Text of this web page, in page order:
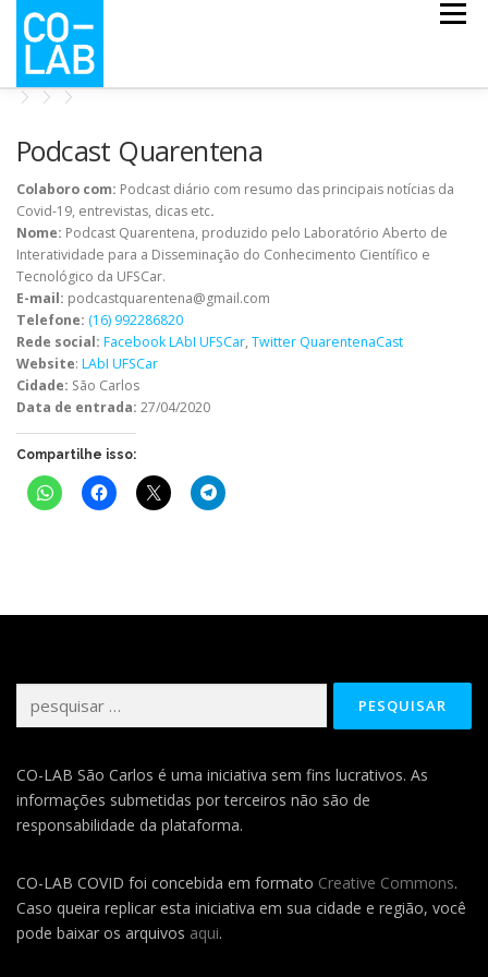
Pular
para
conteúdo
Menu
NOTÍCIAS QUEM SOMOS
Podcast Quarentena
Colaboro com: Podcast diário com resumo das principais notícias da
Covid-19, entrevistas, dicas etc.
Nome: Podcast Quarentena, produzido pelo Laboratório Aberto de
Interatividade para a Disseminação do Conhecimento Científico e
Tecnológico da UFSCar.
E-mail: podcastquarentena@gmail.com
Telefone: (16) 992286820
Rede social: Facebook LAbI UFSCar, Twitter QuarentenaCast
Website: LAbI UFSCar
Cidade: São Carlos
Data de entrada: 27/04/2020
Compartilhe isso:
por:
CO-LAB São Carlos é uma iniciativa sem fins lucrativos. As
informações submetidas por terceiros não são de
responsabilidade da plataforma.
CO-LAB COVID foi concebida em formato Creative Commons.
Caso queira replicar esta iniciativa em sua cidade e região, você
pode baixar os arquivos aqui.